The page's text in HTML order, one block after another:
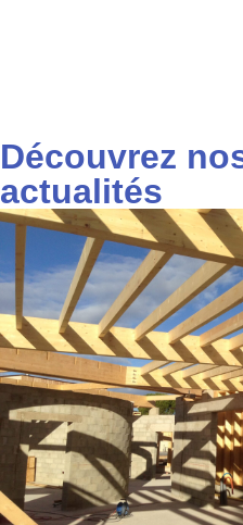
Découvrez
actualités